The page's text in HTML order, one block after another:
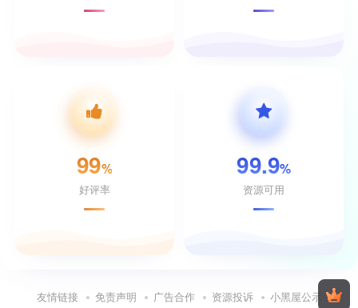
99%
好评率
99.9%
资源可用
友情链接 免责声明 广告合作 资源投诉 小黑屋公示